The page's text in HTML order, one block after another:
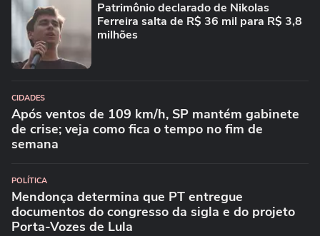
Patrimônio declarado de Nikolas
Ferreira salta de R$ 36 mil para R$ 3,8
milhões
CIDADES
Após ventos de 109 km/h, SP mantém gabinete
de crise; veja como fica o tempo no fim de
semana
POLÍTICA
Mendonça determina que PT entregue
documentos do congresso da sigla e do projeto
Porta-Vozes de Lula